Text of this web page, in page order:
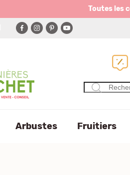
Toutes les
Arbustes Fruitiers